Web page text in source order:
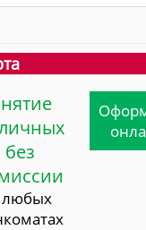
без
любых